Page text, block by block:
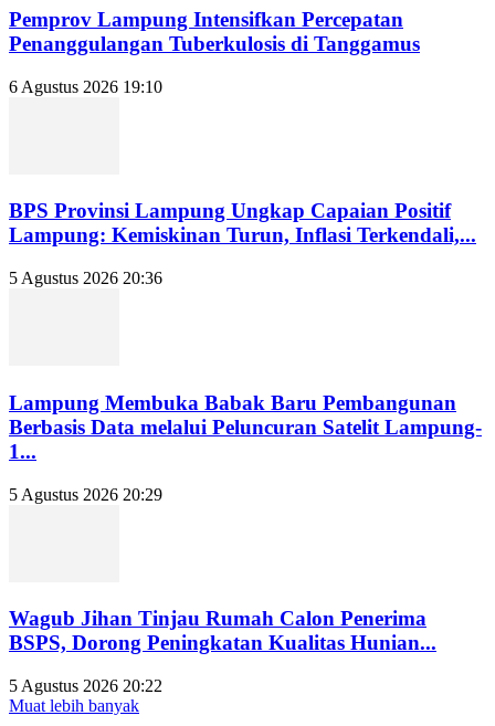
Pemprov Lampung Intensifkan Percepatan
Penanggulangan Tuberkulosis di Tanggamus
6 Agustus 2026 19:10
BPS Provinsi Lampung Ungkap Capaian Positif
Lampung: Kemiskinan Turun, Inflasi Terkendali,...
5 Agustus 2026 20:36
Lampung Membuka Babak Baru Pembangunan
Berbasis Data melalui Peluncuran Satelit Lampung-
1...
5 Agustus 2026 20:29
Wagub Jihan Tinjau Rumah Calon Penerima
BSPS, Dorong Peningkatan Kualitas Hunian...
5 Agustus 2026 20:22
Muat lebih banyak